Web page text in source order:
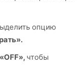
опцию
«OFF», чтобы